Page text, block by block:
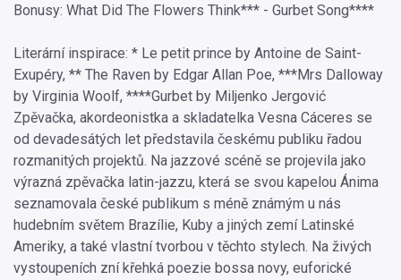
Bonusy: What Did The Flowers Think*** - Gurbet Song****
Literární inspirace: * Le petit prince by Antoine de Saint-
Exupéry, ** The Raven by Edgar Allan Poe, ***Mrs Dalloway
by Virginia Woolf, ****Gurbet by Miljenko Jergović
Zpěvačka, akordeonistka a skladatelka Vesna Cáceres se
od devadesátých let představila českému publiku řadou
rozmanitých projektů. Na jazzové scéně se projevila jako
výrazná zpěvačka latin-jazzu, která se svou kapelou Ánima
seznamovala české publikum s méně známým u nás
hudebním světem Brazílie, Kuby a jiných zemí Latinské
Ameriky, a také vlastní tvorbou v těchto stylech. Na živých
vystoupeních zní křehká poezie bossa novy, euforické